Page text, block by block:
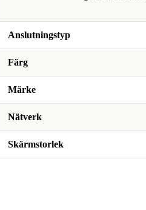
Anslutningstyp
Färg
Märke
Nätverk
Skärmstorlek